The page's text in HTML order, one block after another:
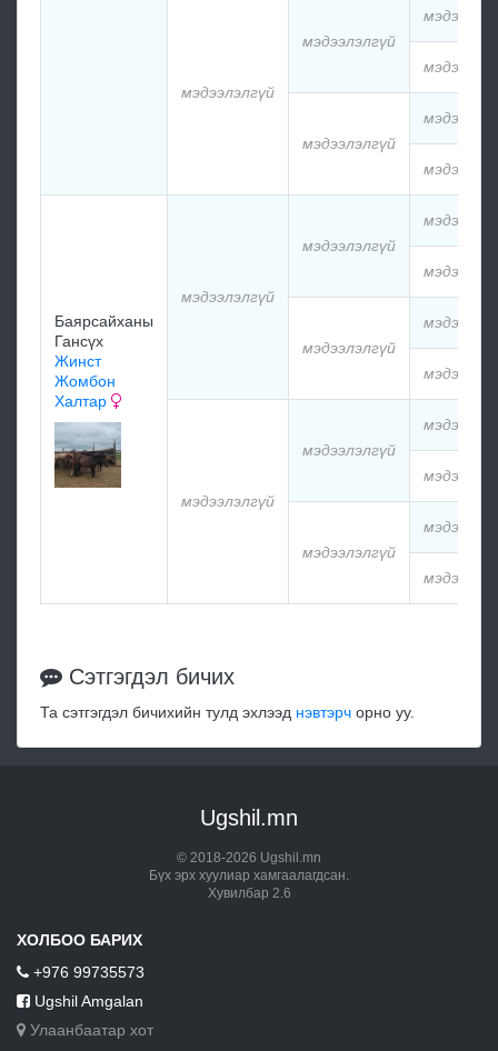
мэдээлэлгүй
мэдээлэлгүй
мэдээлэлгүй
Баярсайханы
Гансүх
Жинст
Жомбон
Халтар
мэдээлэлгүй
мэдээлэлгүй
мэдээлэлгүй
мэдээлэлгүй
мэдээлэлгүй
мэдээлэлгүй
Сэтгэгдэл бичих
Та сэтгэгдэл бичихийн тулд эхлээд нэвтэрч орно уу.
Ugshil.mn
© 2018-2026 Ugshil.mn
Бүх эрх хуулиар хамгаалагдсан.
Хувилбар 2.6
ХОЛБОО БАРИХ
+976 99735573
Ugshil Amgalan
Улаанбаатар хот